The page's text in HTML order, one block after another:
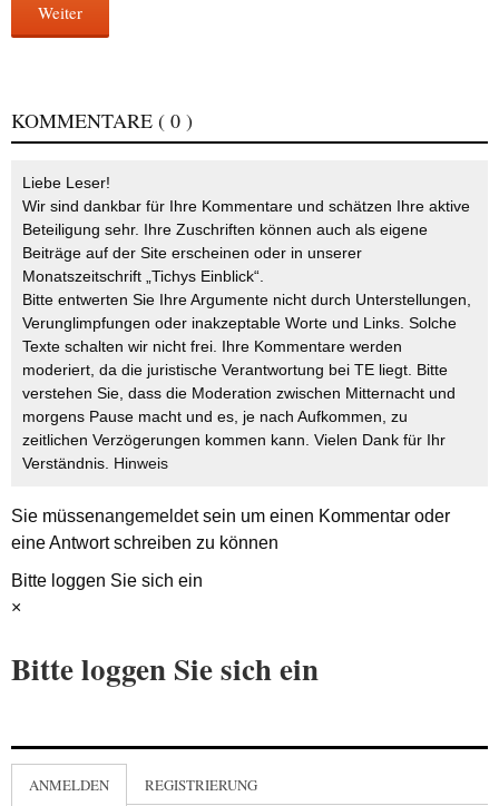
Weiter
KOMMENTARE ( 0 )
Liebe Leser!
Wir sind dankbar für Ihre Kommentare und schätzen Ihre aktive
Beteiligung sehr. Ihre Zuschriften können auch als eigene
Beiträge auf der Site erscheinen oder in unserer
Monatszeitschrift „Tichys Einblick“.
Bitte entwerten Sie Ihre Argumente nicht durch Unterstellungen,
Verunglimpfungen oder inakzeptable Worte und Links. Solche
Texte schalten wir nicht frei. Ihre Kommentare werden
moderiert, da die juristische Verantwortung bei TE liegt. Bitte
verstehen Sie, dass die Moderation zwischen Mitternacht und
morgens Pause macht und es, je nach Aufkommen, zu
zeitlichen Verzögerungen kommen kann. Vielen Dank für Ihr
Verständnis. Hinweis
Sie müssenangemeldetsein um einen Kommentar oder
eine Antwort schreiben zu können
Bitte loggen Sie sich ein
×
Bitte loggen Sie sich ein
ANMELDEN REGISTRIERUNG